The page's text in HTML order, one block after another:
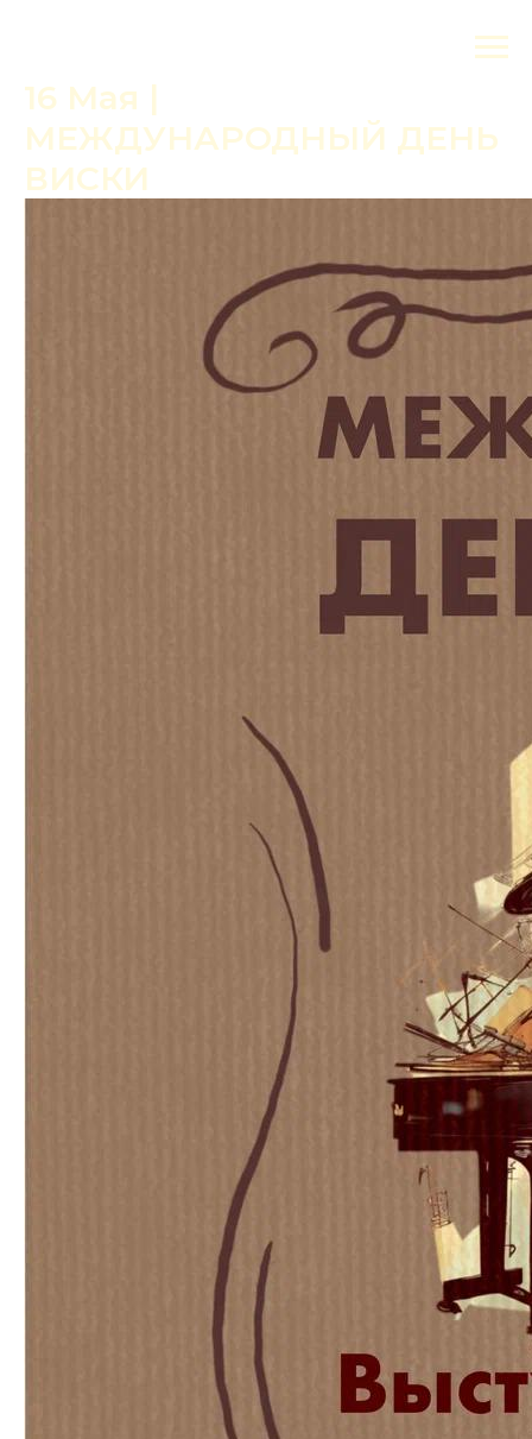
16 Мая |
МЕЖДУНАРОДНЫЙ ДЕНЬ
ВИСКИ